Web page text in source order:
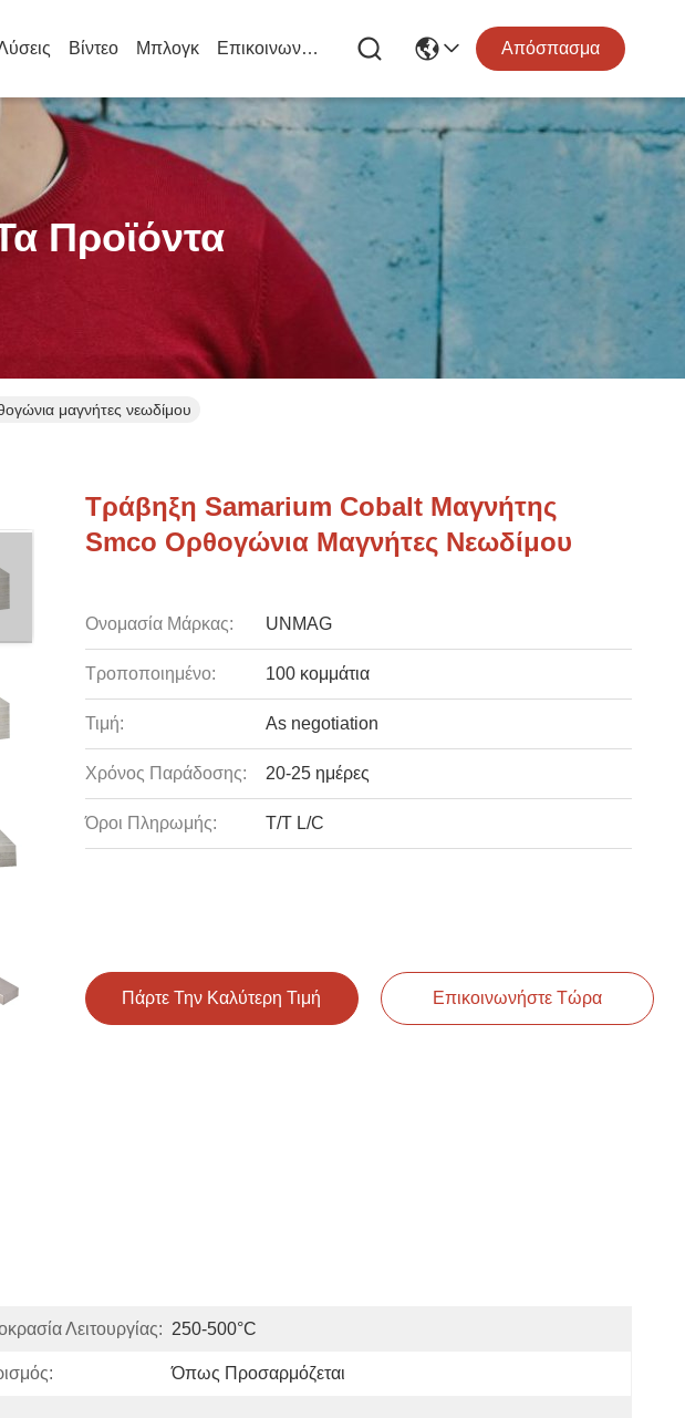
Βίντεο Μπλογκ Επικοινωνήστε Μαζί Μας Απόσπασμα
Προϊόντα
μαγνήτες νεωδίμου
Τράβηξη Samarium Cobalt Μαγνήτης
Smco Ορθογώνια Μαγνήτες Νεωδίμου
Ονομασία Μάρκας: UNMAG
Τροποποιημένο: 100 κομμάτια
Τιμή: As negotiation
Χρόνος Παράδοσης: 20-25 ημέρες
Όροι Πληρωμής: T/T L/C
Πάρτε Την Καλύτερη Τιμή Επικοινωνήστε Τώρα
Λειτουργίας: 250-500°C
Όπως Προσαρμόζεται